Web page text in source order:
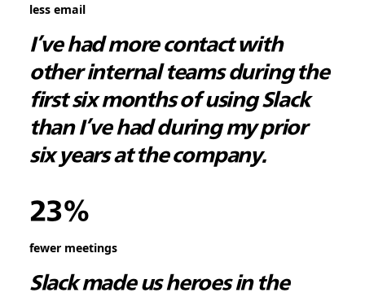
less email
I’ve had more contact with
other internal teams during the
first six months of using Slack
than I’ve had during my prior
six years at the company.
23%
fewer meetings
Slack made us heroes in the